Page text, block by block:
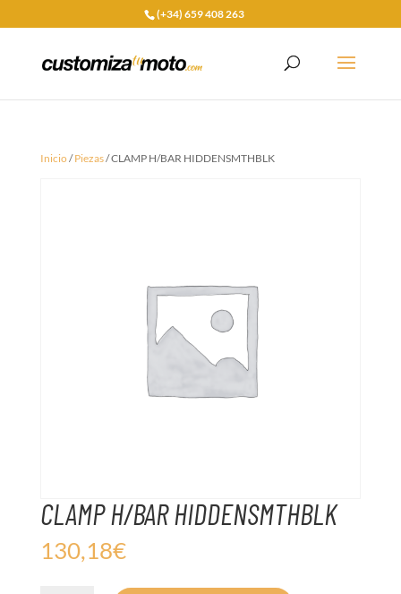
(+34) 659 408 263
Inicio/Piezas/ CLAMP H/BAR HIDDENSMTHBLK
CLAMP H/BAR HIDDENSMTHBLK
130,18€